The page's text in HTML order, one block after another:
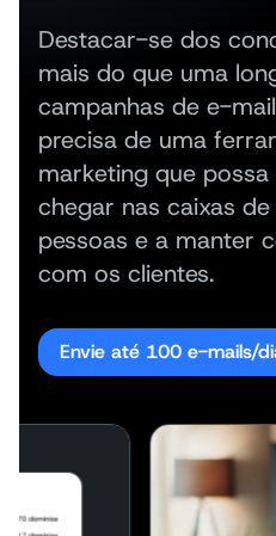
Destacar-se dos
mais do que uma
campanhas de e-
precisa de uma
marketing que
chegar nas caixas
pessoas e a manter
com os clientes.
Envie até 100 e-mails/